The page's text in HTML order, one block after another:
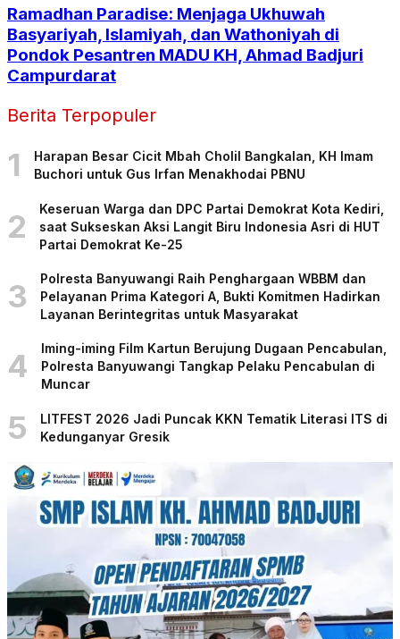
Ramadhan Paradise: Menjaga Ukhuwah
Basyariyah, Islamiyah, dan Wathoniyah di
Pondok Pesantren MADU KH, Ahmad Badjuri
Campurdarat
Berita Terpopuler
1
Harapan Besar Cicit Mbah Cholil Bangkalan, KH Imam
Buchori untuk Gus Irfan Menakhodai PBNU
2
Keseruan Warga dan DPC Partai Demokrat Kota Kediri,
saat Sukseskan Aksi Langit Biru Indonesia Asri di HUT
Partai Demokrat Ke-25
3
Polresta Banyuwangi Raih Penghargaan WBBM dan
Pelayanan Prima Kategori A, Bukti Komitmen Hadirkan
Layanan Berintegritas untuk Masyarakat
4
Iming-iming Film Kartun Berujung Dugaan Pencabulan,
Polresta Banyuwangi Tangkap Pelaku Pencabulan di
Muncar
5
LITFEST 2026 Jadi Puncak KKN Tematik Literasi ITS di
Kedunganyar Gresik